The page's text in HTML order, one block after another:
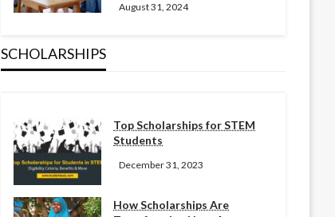
August 31, 2024
SCHOLARSHIPS
Top Scholarships for STEM
Students
December 31, 2023
How Scholarships Are